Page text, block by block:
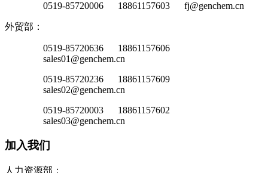
0519-85720006 18861157603 fj@genchem.cn
外贸部：
0519-85720636 18861157606
sales01@genchem.cn
0519-85720236 18861157609
sales02@genchem.cn
0519-85720003 18861157602
sales03@genchem.cn
加入我们
人力资源部：